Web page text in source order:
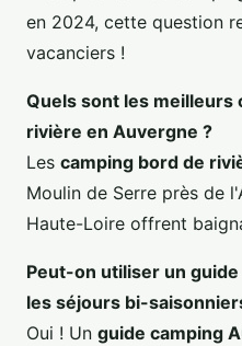
en 2024, cette question
vacanciers !
Quels sont les meilleurs
rivière en Auvergne ?
Les camping bord de
Moulin de Serre près de
Haute-Loire offrent
Peut-on utiliser un
les séjours bi-
Oui ! Un guide camping